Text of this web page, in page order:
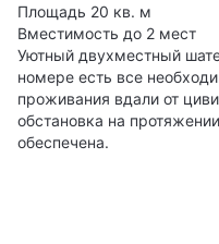
Площадь 20 кв. м
Вместимость до 2 мест
Уютный двухместный
номере есть все
проживания вдали от
обстановка на
обеспечена.